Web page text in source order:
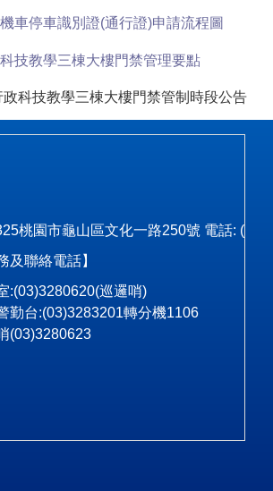
車停車識別證(通行證)申請流程圖
技教學三棟大樓門禁管理要點
政科技教學三棟大樓門禁管制時段公告
桃園市龜山區文化一路250號 電話:
聯絡電話】
:(03)3280620(巡邏哨)
勤台:(03)3283201轉分機1106
(03)3280623